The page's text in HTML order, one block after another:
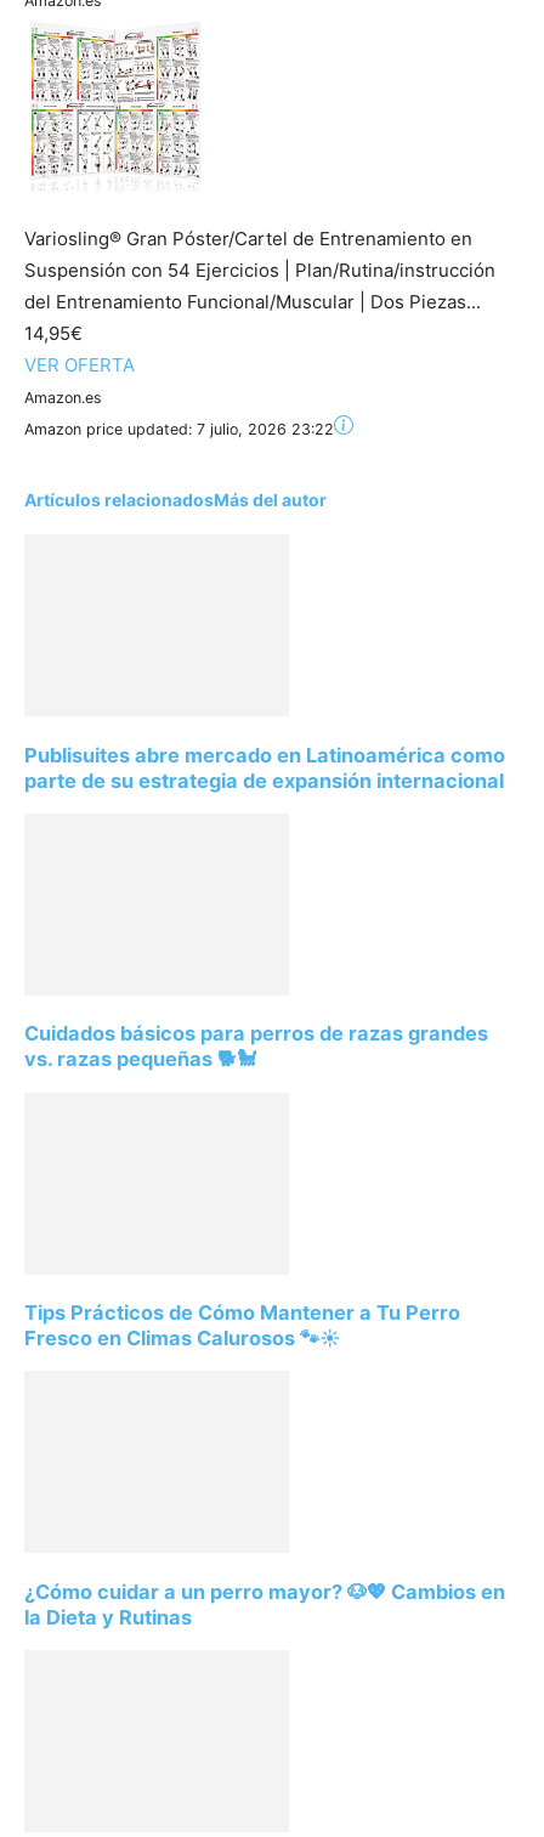
Variosling® Gran Póster/Cartel de Entrenamiento en
Suspensión con 54 Ejercicios | Plan/Rutina/instrucción
del Entrenamiento Funcional/Muscular | Dos Piezas...
14,95€
VER OFERTA
Amazon.es
Amazon price updated: 7 julio, 2026 23:22
Artículos relacionadosMás del autor
Publisuites abre mercado en Latinoamérica como
parte de su estrategia de expansión internacional
Cuidados básicos para perros de razas grandes
vs. razas pequeñas 🐕🐩
Tips Prácticos de Cómo Mantener a Tu Perro
Fresco en Climas Calurosos 🐾☀️
¿Cómo cuidar a un perro mayor? 🐶💖 Cambios en
la Dieta y Rutinas